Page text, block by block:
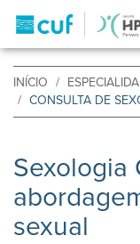
INÍCIO
CONSULTA DE
Sexologia
sexual